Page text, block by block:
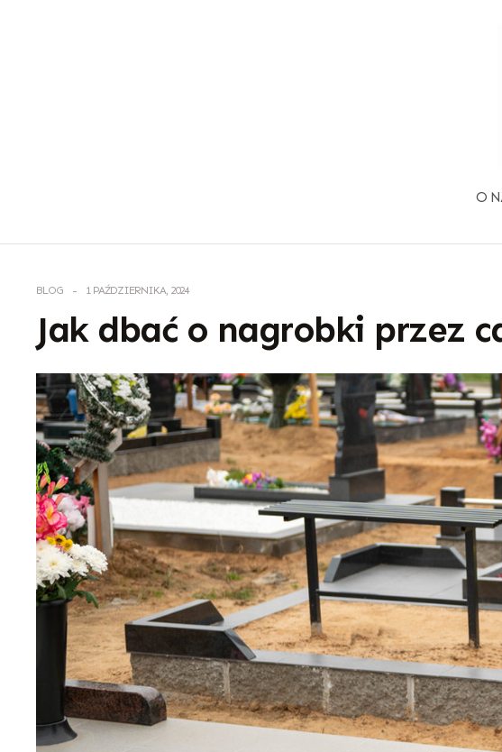
O
BLOG 1 PAŹDZIERNIKA, 2024
Jak dbać o nagrobki przez